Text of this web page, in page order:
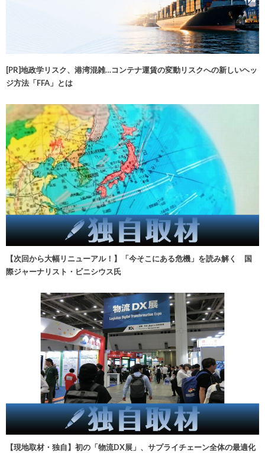
[PR]地政学リスク、港湾混雑…コンテナ運賃の変動リスクへの新しいヘッ
ジ方法「FFA」とは
【次回から大幅リニューアル！】「今そこにある危機」を読み解く 国
際ジャーナリスト・ビニシウス氏
【現地取材・独自】初の「物流DX展」、サプライチェーン全体の最適化